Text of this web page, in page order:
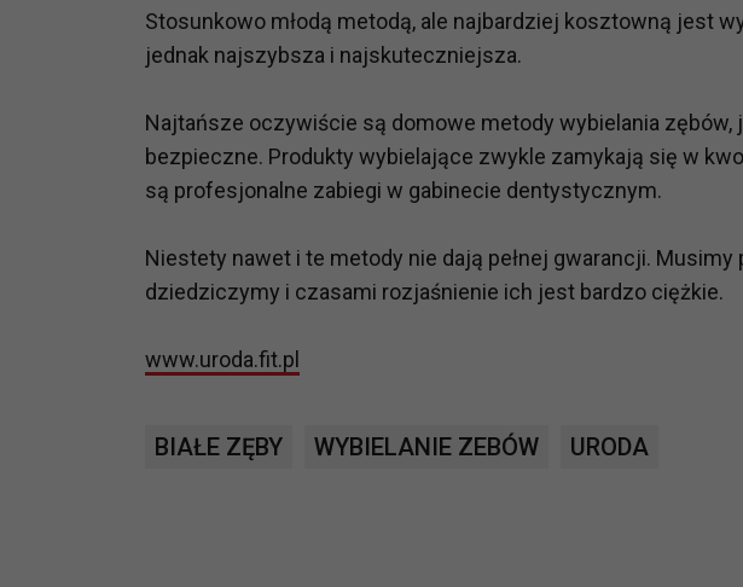
Stosunkowo młodą metodą, ale najbardziej kosztowną jest
jednak najszybsza i najskuteczniejsza.
Najtańsze oczywiście są domowe metody wybielania zębów,
bezpieczne. Produkty wybielające zwykle zamykają się w
są profesjonalne zabiegi w gabinecie dentystycznym.
Niestety nawet i te metody nie dają pełnej gwarancji. Musimy
dziedziczymy i czasami rozjaśnienie ich jest bardzo ciężkie.
www.uroda.fit.pl
BIAŁE ZĘBY WYBIELANIE ZEBÓW URODA
analizowania ich i udoskonalania oraz zapewniania ich
(tymi umowami są zazwyczaj regulaminy lub podobne
prawną dla pomiarów statystycznych i marketingu
zgody.